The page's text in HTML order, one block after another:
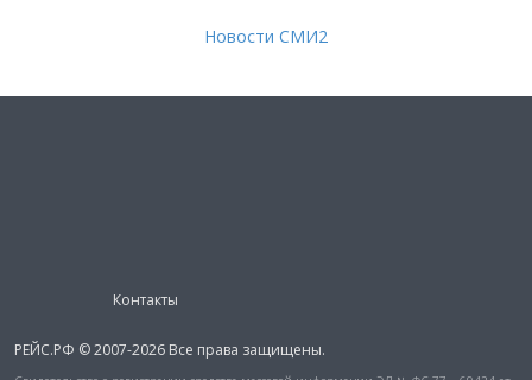
Новости СМИ2
Контакты
РЕЙС.РФ © 2007-2026 Все права защищены.